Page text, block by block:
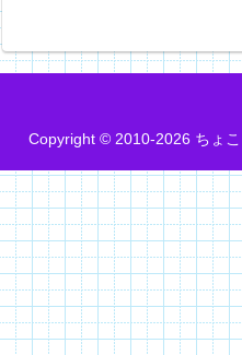
Copyright © 2010-2026 ちょ